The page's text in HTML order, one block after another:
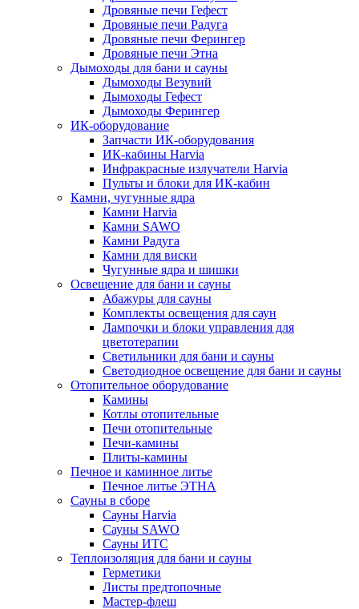
Дровяные печи Гефест
Дровяные печи Радуга
Дровяные печи Ферингер
Дровяные печи Этна
Дымоходы для бани и сауны
Дымоходы Везувий
Дымоходы Гефест
Дымоходы Ферингер
ИК-оборудование
Запчасти ИК-оборудования
ИК-кабины Harvia
Инфракрасные излучатели Harvia
Пульты и блоки для ИК-кабин
Камни, чугунные ядра
Камни Harvia
Камни SAWO
Камни Радуга
Камни для виски
Чугунные ядра и шишки
Освещение для бани и сауны
Абажуры для сауны
Комплекты освещения для саун
Лампочки и блоки управления для
цветотерапии
Светильники для бани и сауны
Светодиодное освещение для бани и сауны
Отопительное оборудование
Камины
Котлы отопительные
Печи отопительные
Печи-камины
Плиты-камины
Печное и каминное литье
Печное литье ЭТНА
Сауны в сборе
Cауны Harvia
Сауны SAWO
Сауны ИТС
Теплоизоляция для бани и сауны
Герметики
Листы предтопочные
Мастер-флеш